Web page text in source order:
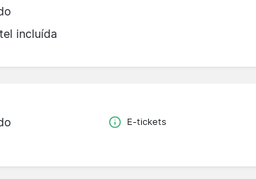
incluída
E-tickets